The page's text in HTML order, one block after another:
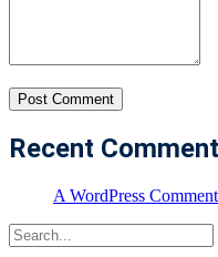
Recent
A WordPress